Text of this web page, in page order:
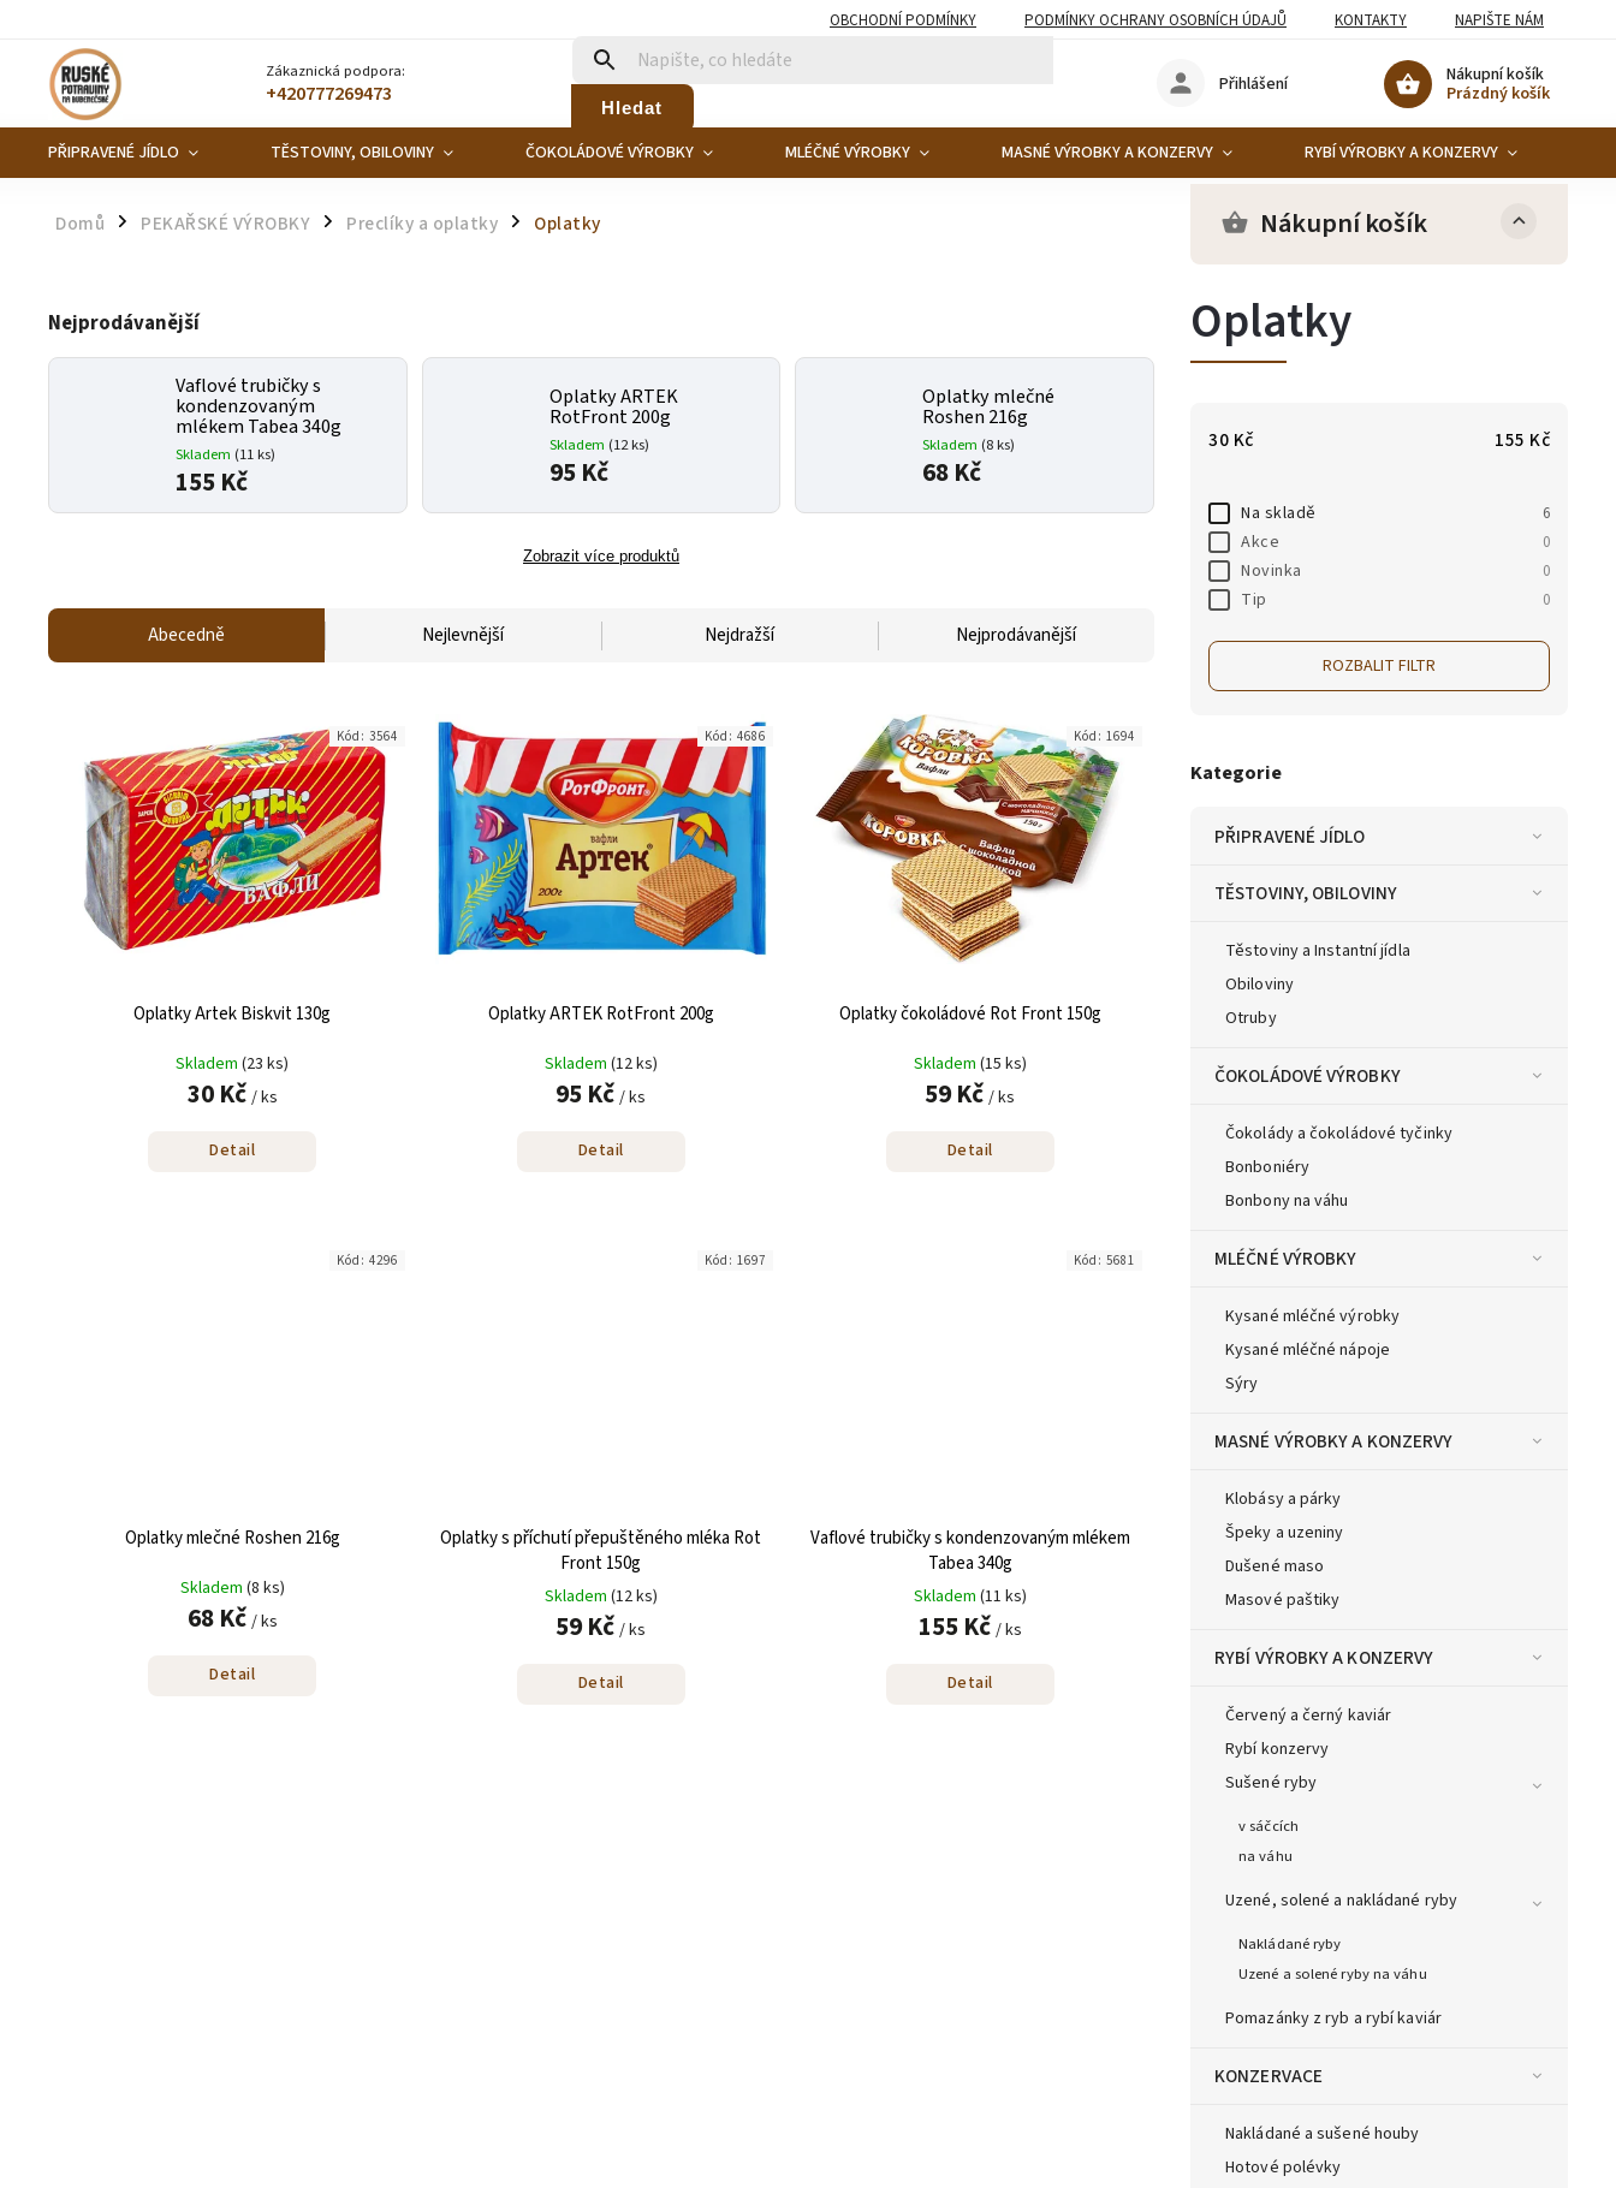
OBCHODNÍ PODMÍNKY PODMÍNKY OCHRANY OSOBNÍCH ÚDAJŮ KONTAKTY NAPIŠTE NÁM
Zákaznická podpora:
+420777269473 Hledat
Nákupní košík
Prázdný košík
Přihlášení
PŘIPRAVENÉ JÍDLO TĚSTOVINY, OBILOVINY ČOKOLÁDOVÉ VÝROBKY MLÉČNÉ VÝROBKY MASNÉ VÝROBKY A KONZERVY RYBÍ VÝROBKY A KONZERVY
Domů / PEKAŘSKÉ VÝROBKY / Preclíky a oplatky / Oplatky Nákupní košík
Oplatky
30 Kč 155 Kč
Na skladě 6
Akce 0
Novinka 0
Tip 0
ROZBALIT FILTR
Kategorie
PŘIPRAVENÉ JÍDLO
TĚSTOVINY, OBILOVINY
Těstoviny a Instantní jídla
Obiloviny
Otruby
ČOKOLÁDOVÉ VÝROBKY
Čokolády a čokoládové tyčinky
Bonboniéry
Bonbony na váhu
MLÉČNÉ VÝROBKY
Kysané mléčné výrobky
Kysané mléčné nápoje
Sýry
MASNÉ VÝROBKY A KONZERVY
Klobásy a párky
Špeky a uzeniny
Dušené maso
Masové paštiky
RYBÍ VÝROBKY A KONZERVY
Červený a černý kaviár
Rybí konzervy
Sušené ryby
v sáčcích
na váhu
Uzené, solené a nakládané ryby
Nakládané ryby
Uzené a solené ryby na váhu
Pomazánky z ryb a rybí kaviár
KONZERVACE
Nakládané a sušené houby
Hotové polévky
Nejprodávanější
Vaflové trubičky s
kondenzovaným
mlékem Tabea 340g
Skladem (11 ks)
155 Kč
Oplatky ARTEK
RotFront 200g
Skladem (12 ks)
95 Kč
Oplatky mlečné
Roshen 216g
Skladem (8 ks)
68 Kč
Zobrazit více produktů
Abecedně Nejlevnější Nejdražší Nejprodávanější
Oplatky Artek Biskvit 130g
Skladem(23 ks)
30 Kč / ks
Detail
Kód: 3564
Oplatky ARTEK RotFront 200g
Skladem (12 ks)
95 Kč/ ks
Detail
Kód:4686
Oplatky čokoládové Rot Front 150g
Skladem (15 ks)
59 Kč/ ks
Detail
Kód: 1694
Oplatky mlečné Roshen 216g
Skladem (8 ks)
68 Kč / ks
Detail
Kód: 4296
Oplatky s příchutí přepuštěného mléka Rot
Front 150g
Skladem (12 ks)
59 Kč/ ks
Detail
Kód:1697
Vaflové trubičky s kondenzovaným mlékem
Tabea 340g
Skladem (11 ks)
155 Kč / ks
Detail
Kód: 5681